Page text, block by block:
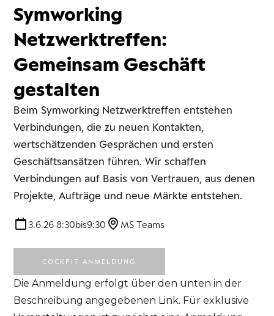
Symworking
Netzwerktreffen:
Gemeinsam Geschäft
gestalten
Beim Symworking Netzwerktreffen entstehen
Verbindungen, die zu neuen Kontakten,
wertschätzenden Gesprächen und ersten
Geschäftsansätzen führen. Wir schaffen
Verbindungen auf Basis von Vertrauen, aus denen
Projekte, Aufträge und neue Märkte entstehen.
3.6.26 8:30bis9:30 MS Teams
COCKPIT ANMELDUNG
Die Anmeldung erfolgt über den unten in der
Beschreibung angegebenen Link. Für exklusive